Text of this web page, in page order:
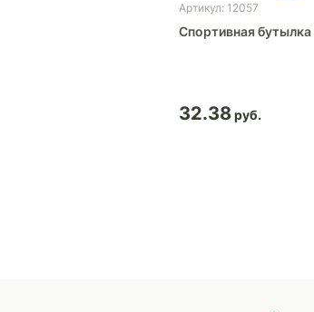
Артикул: 12057
Спортивная бутылка
32.38